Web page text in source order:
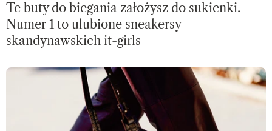
Te buty do biegania założysz do sukienki.
Numer 1 to ulubione sneakersy
skandynawskich it-girls